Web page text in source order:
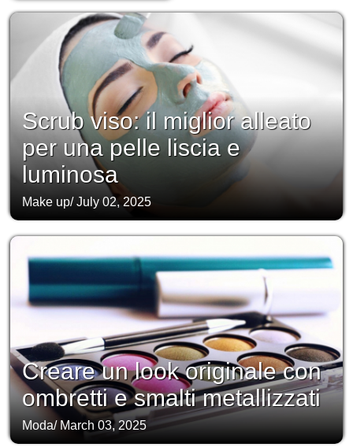
Scrub viso: il miglior alleato
per una pelle liscia e
luminosa
Make up/July 02, 2025
Creare un look originale con
ombretti e smalti metallizzati
Moda/ March 03, 2025